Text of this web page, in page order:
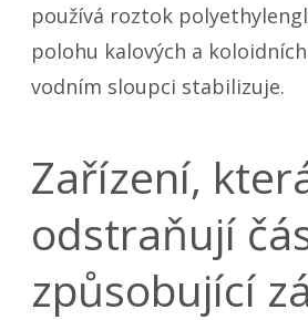
používá roztok
polohu kalových a
vodním sloupci stabilizuje.
Zařízení,
odstraňují
způsobující